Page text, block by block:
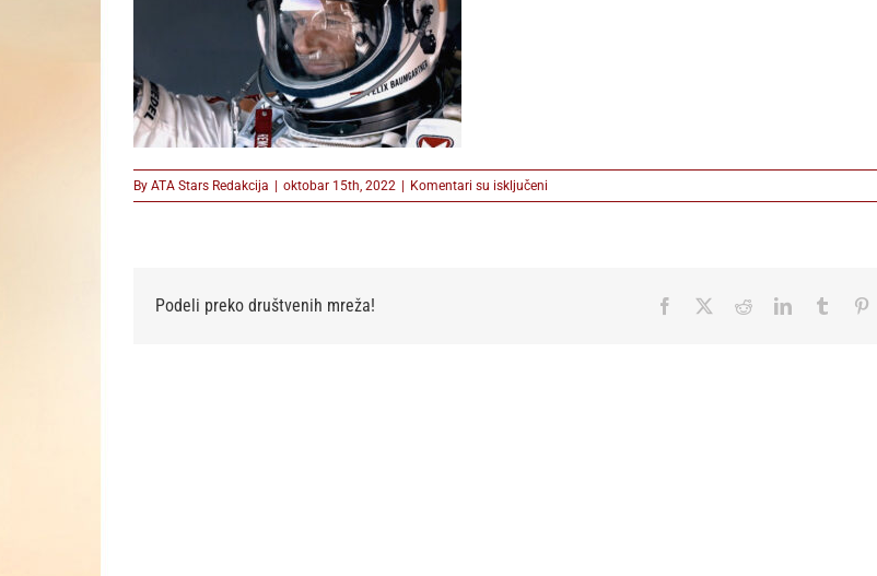
By ATA Stars Redakcija | oktobar 15th, 2022 | Komentari su isključeni
Stratos
Podeli preko društvenih mreža! Facebook RedditLinkedInTumblr